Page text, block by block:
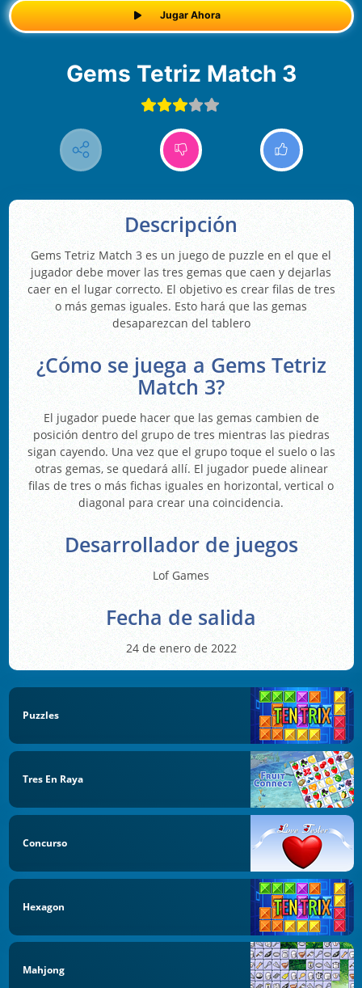
Jugar Ahora
Gems Tetriz Match 3
Descripción
Gems Tetriz Match 3 es un juego de puzzle en el que el
jugador debe mover las tres gemas que caen y dejarlas
caer en el lugar correcto. El objetivo es crear filas de tres
o más gemas iguales. Esto hará que las gemas
desaparezcan del tablero
¿Cómo se juega a Gems Tetriz
Match 3?
El jugador puede hacer que las gemas cambien de
posición dentro del grupo de tres mientras las piedras
sigan cayendo. Una vez que el grupo toque el suelo o las
otras gemas, se quedará allí. El jugador puede alinear
filas de tres o más fichas iguales en horizontal, vertical o
diagonal para crear una coincidencia.
Desarrollador de juegos
Lof Games
Fecha de salida
24 de enero de 2022
Puzzles
Tres En Raya
Concurso
Hexagon
Mahjong